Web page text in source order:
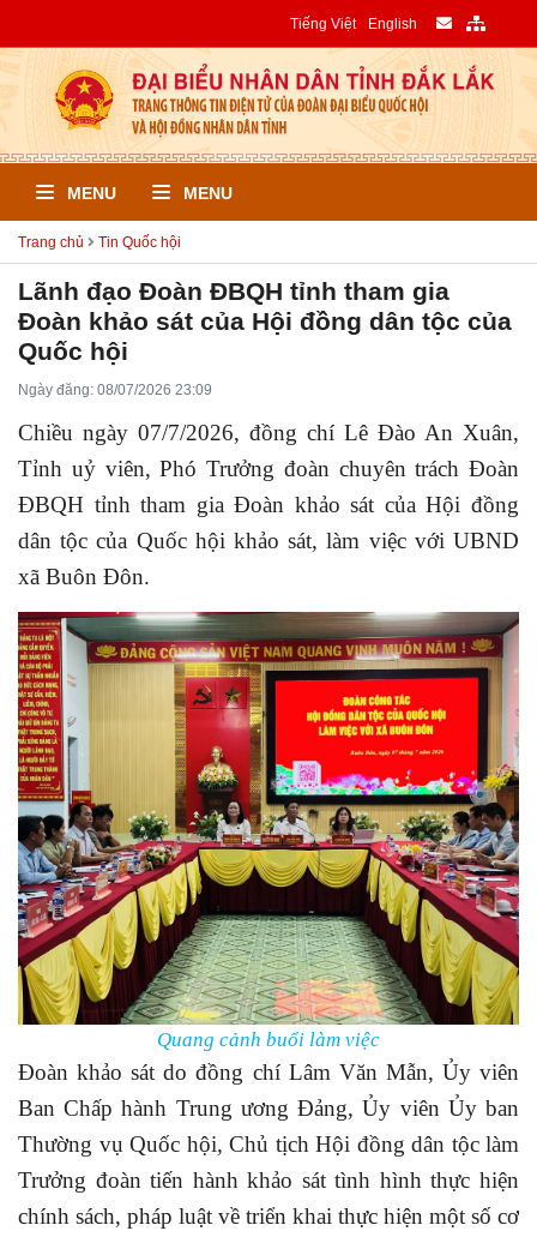
Tiếng Việt English
MENU MENU
Trang chủ Tin Quốc hội
Lãnh đạo Đoàn ĐBQH tỉnh tham gia
Đoàn khảo sát của Hội đồng dân tộc của
Quốc hội
Ngày đăng: 08/07/2026 23:09
Chiều ngày 07/7/2026, đồng chí Lê Đào An Xuân,
Tỉnh uỷ viên, Phó Trưởng đoàn chuyên trách Đoàn
ĐBQH tỉnh tham gia Đoàn khảo sát của Hội đồng
dân tộc của Quốc hội khảo sát, làm việc với UBND
xã Buôn Đôn.
Quang cảnh buổi làm việc
Đoàn khảo sát do đồng chí Lâm Văn Mẫn, Ủy viên
Ban Chấp hành Trung ương Đảng, Ủy viên Ủy ban
Thường vụ Quốc hội, Chủ tịch Hội đồng dân tộc làm
Trưởng đoàn tiến hành khảo sát tình hình thực hiện
chính sách, pháp luật về triển khai thực hiện một số cơ